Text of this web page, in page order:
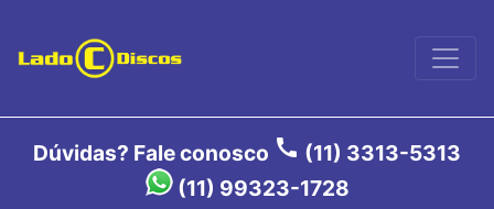
Dúvidas? Fale conosco call (11) 3313-5313
(11) 99323-1728